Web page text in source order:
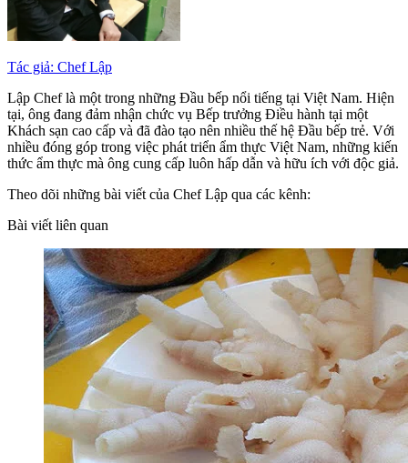
Tác giả: Chef Lập
Lập Chef là một trong những Đầu bếp nổi tiếng tại Việt Nam. Hiện
tại, ông đang đảm nhận chức vụ Bếp trưởng Điều hành tại một
Khách sạn cao cấp và đã đào tạo nên nhiều thế hệ Đầu bếp trẻ. Với
nhiều đóng góp trong việc phát triển ẩm thực Việt Nam, những kiến
thức ẩm thực mà ông cung cấp luôn hấp dẫn và hữu ích với độc giả.
Theo dõi những bài viết của Chef Lập qua các kênh:
Bài viết liên quan